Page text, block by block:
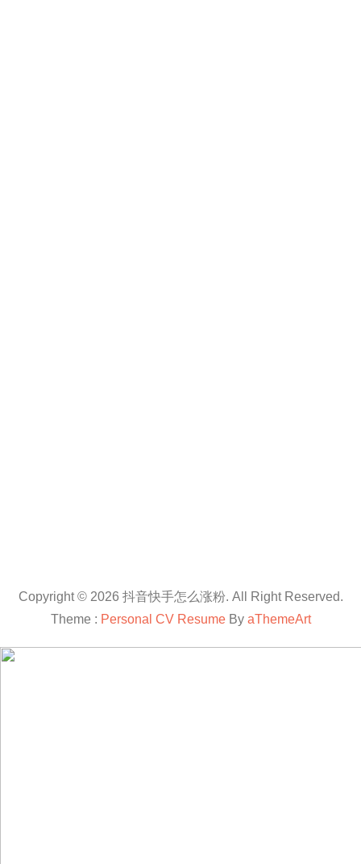
Copyright © 2026 抖音快手怎么涨粉. All Right Reserved.
Theme : Personal CV ResumeBy aThemeArt